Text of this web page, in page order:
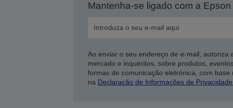
Mantenha-se ligado com a Epson
Ao enviar o seu endereço de e-mail, autoriza
mercado e inquéritos, sobre produtos,
formas de comunicação eletrónica, com
na Declaração de Informações de